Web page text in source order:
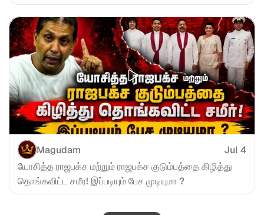
Magudam
Jul 4
யோசித்த ராஜபக்ச மற்றும் ராஜபக்ச குடும்பத்தை கிழித்து
தொங்கவிட்ட சமீர! இப்படியும் பேச முடியுமா ?